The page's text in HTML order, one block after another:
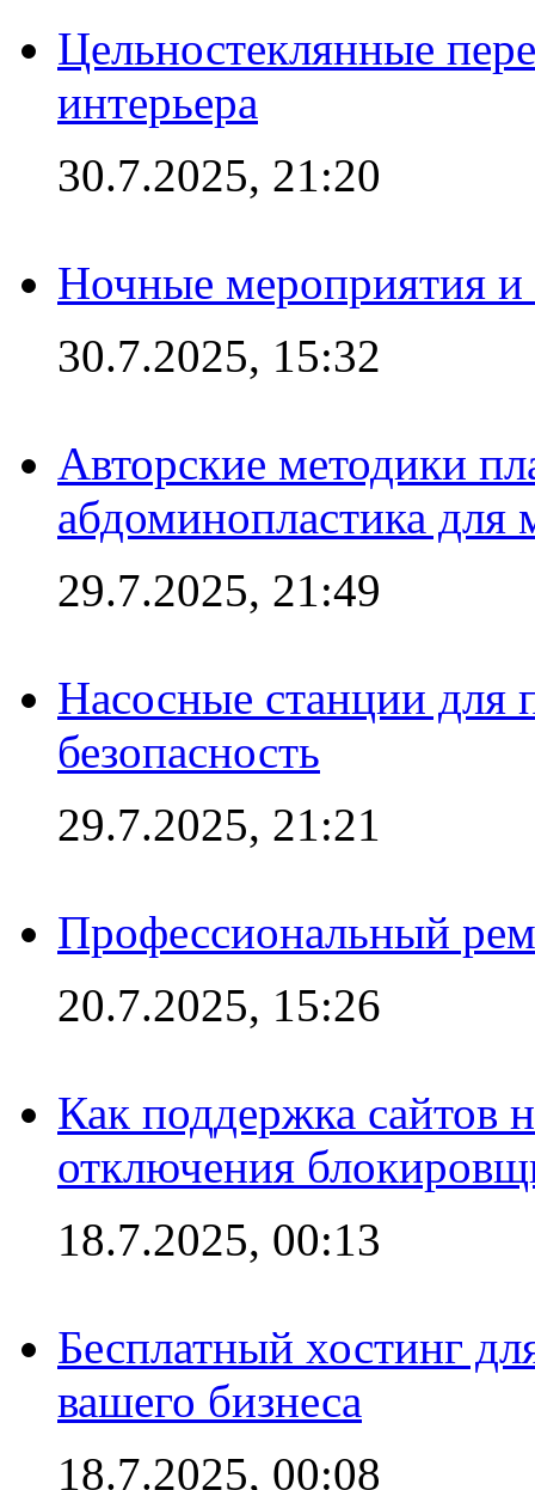
Цельностеклянные
интерьера
30.7.2025, 21:20
Ночные мероприятия и
30.7.2025, 15:32
Авторские методики
абдоминопластика для
29.7.2025, 21:49
Насосные станции для
безопасность
29.7.2025, 21:21
Профессиональный
20.7.2025, 15:26
Как поддержка сайтов
отключения
18.7.2025, 00:13
Бесплатный хостинг
вашего бизнеса
18.7.2025, 00:08